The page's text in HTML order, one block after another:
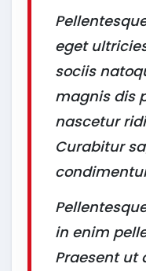
eget
sociis
magnis dis
nascetur
Curabitur
in enim
Praesent ut